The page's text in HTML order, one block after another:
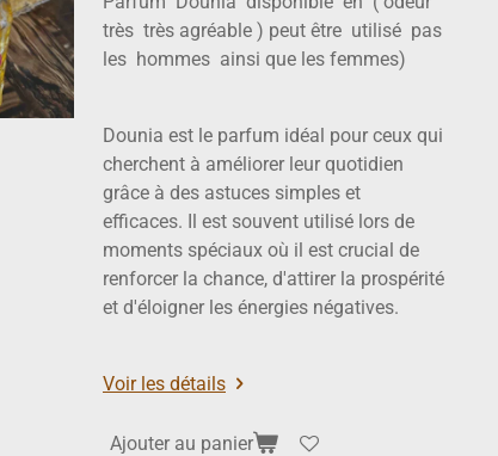
très très agréable ) peut être utilisé pas
les hommes ainsi que les femmes)
Dounia est le parfum idéal pour ceux qui
cherchent à améliorer leur quotidien
grâce à des astuces simples et
efficaces. Il est souvent utilisé lors de
moments spéciaux où il est crucial de
renforcer la chance, d'attirer la prospérité
et d'éloigner les énergies négatives.
Voir les détails
Ajouter au panier